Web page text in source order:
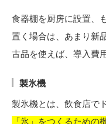
食器棚を厨房に設置、
置く場合は、あまり新
古品を使えば、導入費
製氷機
製氷機とは、飲食店で
「氷」をつくるための